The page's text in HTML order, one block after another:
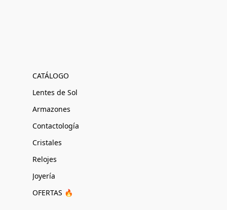
CATÁLOGO
Lentes de Sol
Armazones
Contactología
Cristales
Relojes
Joyería
OFERTAS 🔥